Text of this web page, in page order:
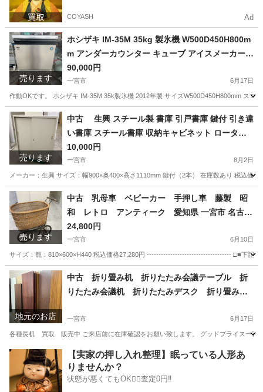
COYASH Ad
売ります
ホシザキ IM-35M 35kg 製氷機 W500D450H800m
m アンダーカウンター キューブ アイスメーカー
愛知県 一宮市 名古屋 稲沢 江南 岩倉 岐阜 羽島 各
務ヶ原 三重 愛知 グッドプライス一宮
90,000円
一宮市 6月17日
作動OKです。 ホシザキ IM-35M 35k製氷機 2012年製 サイズW500D450H800mm ス
愛知 一宮市 その他
売ります
中古 生興 スチール製 書庫 引戸書庫 鍵付 引き違
い書庫 スチール書庫 収納キャビネット ロータイ
プ 3段 ローキャビネット 幅900×奥400×高さ1
110mm 愛知 一宮市 江南市 稲沢市 岩倉
市 名古屋 岐阜 各務ヶ原 羽島 三重 グッ
ドプライス一宮
10,000円
一宮市 8月2日
メーカー：生興 サイズ：幅900×奥400×高さ1110mm 鍵付（2本） 在庫数あり 税込
愛知 一宮市 オフィス用家具 書庫
売ります
中古 乳母車 ベビーカー 手押し車 藤製 昭
和 レトロ アンティーク 愛知県 一宮市 名古屋
稲沢 江南 岩倉 岐阜 羽島 各務ヶ原 三重 愛知 グッ
ドプライス一宮
24,800円
一宮市 6月10日
サイズ：籠：810×600×H440 税込価格27,280円 ------------------------------------ □■下記
愛知 一宮市 その他 乳母車
地元のお店
中古 折り畳み机 折りたたみ会議テーブル 折
りたたみ会議机 折りたたみデスク 折り畳み会
市 稲沢市 名古屋 岐阜 各務ヶ原 岐南町
羽島 三重 グッドプライス一宮
一宮市 6月17日
各種長机 買取 販売中 ご来店前に在庫確認をお願い致します。 グッドプライス
愛知 一宮市 リサイクルショップ 買取
【実家の押し入れ整理】眠っている人形あ
りませんか？
状態が悪くてもOK🙆‍♀️査定0円‼️